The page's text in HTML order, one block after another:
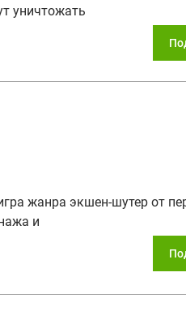
уничтожать
жанра экшен-шутер от
и